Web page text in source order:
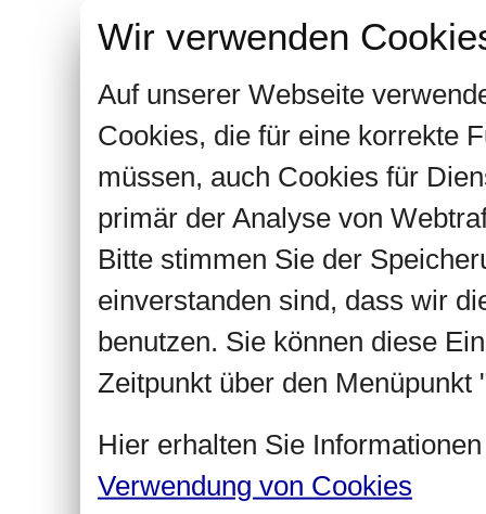
Wir verwenden
Auf unserer Webseite
Cookies, die für eine korrekte
müssen, auch Cookies für
primär der Analyse von
Bitte stimmen Sie der
einverstanden sind, dass wir
benutzen. Sie können diese
Zeitpunkt über den Menüpunkt
Hier erhalten Sie
Verwendung von Cookies